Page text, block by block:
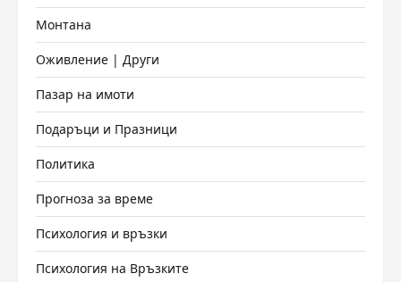
Монтана
Оживление | Други
Пазар на имоти
Подаръци и Празници
Политика
Прогноза за време
Психология и връзки
Психология на Връзките